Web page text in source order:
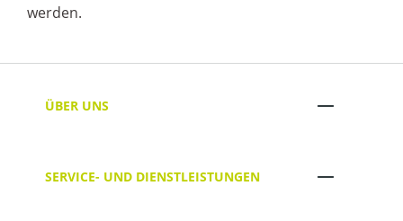
werden.
ÜBER UNS
SERVICE- UND DIENSTLEISTUNGEN